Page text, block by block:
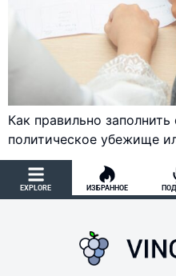
Как правильно
политическое убежище
EXPLORE ИЗБРАННОЕ